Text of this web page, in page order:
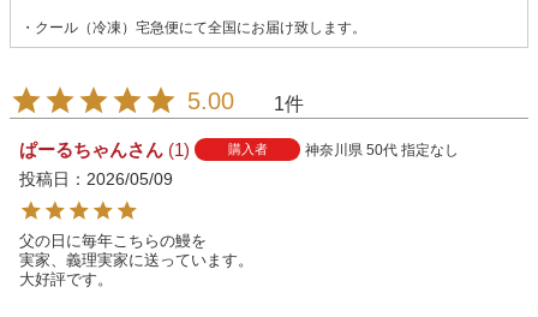
・クール（冷凍）宅急便にて全国にお届け致します。
5.00 1
ぱーるちゃん 1 購入者 神奈川県 50代 指定なし
投稿日 2026/05/09
父の日に毎年こちらの鰻を
実家、義理実家に送っています。